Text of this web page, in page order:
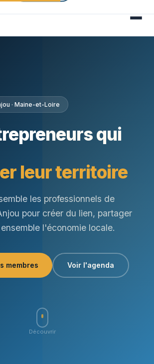
· Maine-et-Loire
qui
leur territoire
les professionnels de
pour créer du lien, partager
l'économie locale.
membres Voir l'agenda
Découvrir